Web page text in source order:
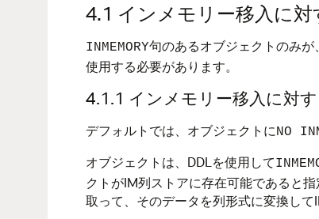
4.1 インメモリー移入に
INMEMORY句のあるオブジェクトのみが
使用する必要があります。
4.1.1 インメモリー移入に対
デフォルトでは、オブジェクトにNO
オブジェクトは、DDLを使用して
クトがIM列ストアに存在可能であると
取って、そのデータを列形式に変換して